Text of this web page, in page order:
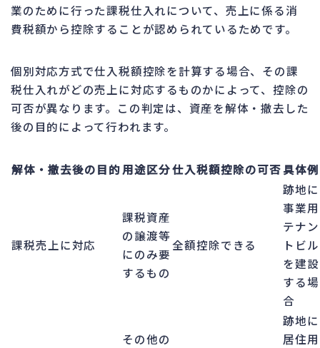
業のために行った課税仕入れについて、売上に係る消
費税額から控除することが認められているためです。
個別対応方式で仕入税額控除を計算する場合、その課
税仕入れがどの売上に対応するものかによって、控除の
可否が異なります。この判定は、資産を解体・撤去した
後の目的によって行われます。
解体・撤去後の目的用途区分仕入税額控除の可否具体例
課税売上に対応
課税資産
の譲渡等
にのみ要
するもの
全額控除できる
跡地に
事業用
テナン
トビル
を建設
する場
合
その他の
跡地に
居住用